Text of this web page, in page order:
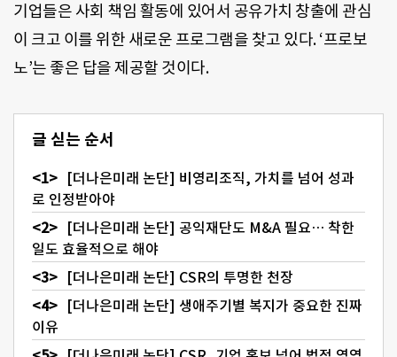
기업들은 사회 책임 활동에 있어서 공유가치 창출에 관심
이 크고 이를 위한 새로운 프로그램을 찾고 있다. ‘프로보
노’는 좋은 답을 제공할 것이다.
글 싣는 순서
[더나은미래 논단] 비영리조직, 가치를 넘어 성과
로 인정받아야
[더나은미래 논단] 공익재단도 M&A 필요… 착한
일도 효율적으로 해야
[더나은미래 논단] CSR의 투명한 천장
[더나은미래 논단] 생애주기별 복지가 중요한 진짜
이유